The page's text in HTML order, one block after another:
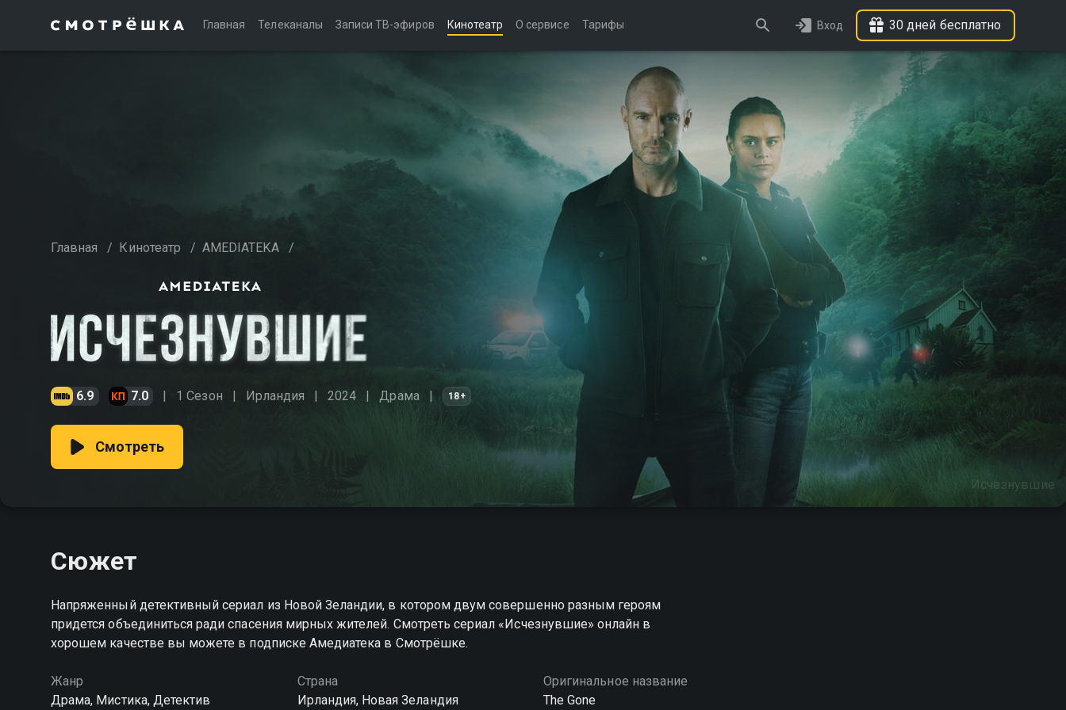
Главная Телеканалы Записи ТВ-эфиров Кинотеатр О сервисе Тарифы Вход 30 дней бесплатно
Главная / Кинотеатр / AMEDIATEKA /
6.9 7.0 1 Сезон Ирландия 2024 Драма 18+
Исчезнувшие
Смотреть
Сюжет
Напряженный детективный сериал из Новой Зеландии, в котором двум совершенно разным героям
придется объединиться ради спасения мирных жителей. Смотреть сериал «Исчезнувшие» онлайн в
хорошем качестве вы можете в подписке Амедиатека в Смотрёшке.
Жанр
Драма, Мистика, Детектив
Страна
Ирландия, Новая Зеландия
Оригинальное название
The Gone